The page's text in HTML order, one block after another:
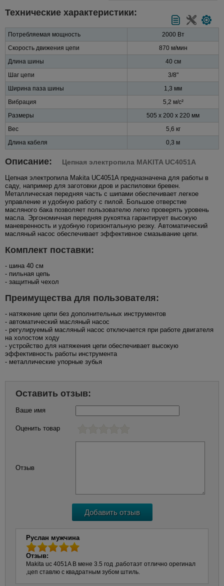
Технические характеристики:
Потребляемая мощность
2000 Вт
Скорость движения цепи
870 м/мин
Длина шины
40 см
Шаг цепи
3/8"
Ширина паза шины
1,3 мм
Вибрация
5,2 м/с²
Размеры
505 x 200 x 220 мм
Вес
5,6 кг
Длина кабеля
0,3 м
Описание: Цепная электропила MAKITA UC4051A
Цепная электропила Makita UC4051A предназначена для работы в
саду, например для заготовки дров и распиловки бревен.
Металлическая передняя часть с шипами обеспечивает легкое
управление и удобную работу с пилой. Большое отверстие
масляного бака позволяет пользователю легко проверять уровень
масла. Эргономичная передняя рукоятка гарантирует высокую
маневренность и удобную горизонтальную резку. Автоматический
масляный насос обеспечивает эффективное смазывание цепи.
Комплект поставки:
- шина 40 см
- пильная цепь
- защитный чехол
Преимущества для пользователя:
- натяжение цепи без дополнительных инструментов
- автоматический масляный насос
- регулируемый масляный насос отключается при работе двигателя
на холостом ходу
- устройство для натяжения цепи обеспечивает высокую
эффективность работы инструмента
- металлические упорные зубья
Оставить отзыв:
Ваше имя
Оценить товар
Отзыв
Руслан мужчина
Отзыв:
Makita uc 4051A В мене 3.5 год ,работаэт отлично орегинал
,цеп ставлю с квадратным зубом штиль.